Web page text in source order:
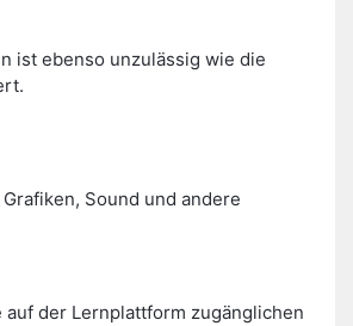
ist ebenso unzulässig wie die
Sound und andere
der Lernplattform zugänglichen